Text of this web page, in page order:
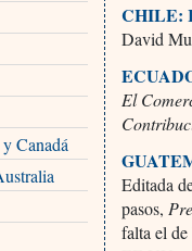
Canadá
CHILE:
David
El
Editada
pasos,
falta el